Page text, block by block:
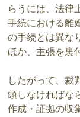
らうには、法律
手続における離
の手続とは異な
ほか、主張を裏
したがって、裁
頭しなければな
作成・証拠の収